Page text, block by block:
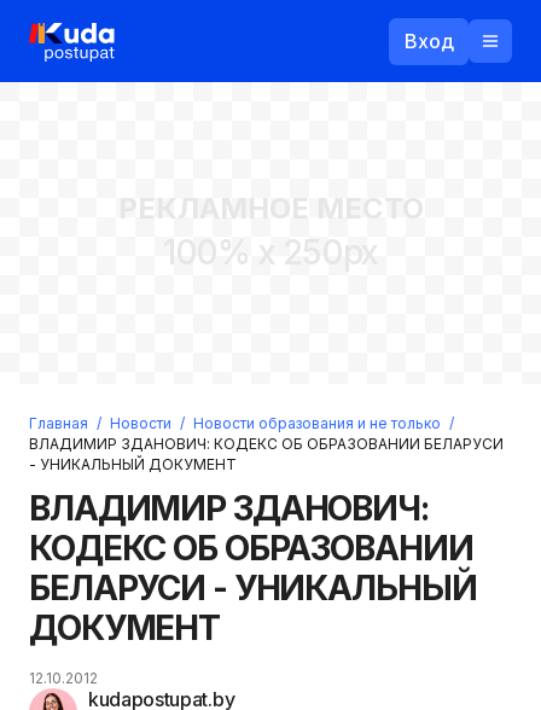
Вход
Войти
Прислать пароль
РЕКЛАМНОЕ МЕСТО
100% x 250px
Главная / Новости / Новости образования и не только /
ВЛАДИМИР ЗДАНОВИЧ: КОДЕКС ОБ ОБРАЗОВАНИИ БЕЛАРУСИ
- УНИКАЛЬНЫЙ ДОКУМЕНТ
ВЛАДИМИР ЗДАНОВИЧ:
КОДЕКС ОБ ОБРАЗОВАНИИ
БЕЛАРУСИ - УНИКАЛЬНЫЙ
ДОКУМЕНТ
kudapostupat.by
12.10.2012